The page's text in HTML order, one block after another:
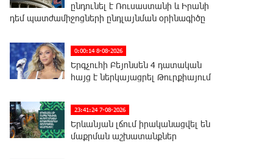
ընդունել է Ռուսաստանի և Իրանի
դեմ պատժամիջոցների ընդլայնման օրինագիծը
0:00:14 8-08-2026
Երգչուհի Բեյոնսեն ​​4 դատական
հայց է ներկայացրել Թուրքիայում
23:41:24 7-08-2026
Երևանյան լճում իրականացվել են
մաքրման աշխատանքներ